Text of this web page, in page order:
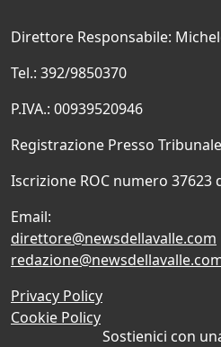
Direttore Responsabile:
Tel.: 392/9850370
P.IVA.: 00939520946
Registrazione Presso
Iscrizione ROC numero 37623
Email:
direttore@newsdellavalle.com
Privacy Policy
Cookie Policy
Sostienici con